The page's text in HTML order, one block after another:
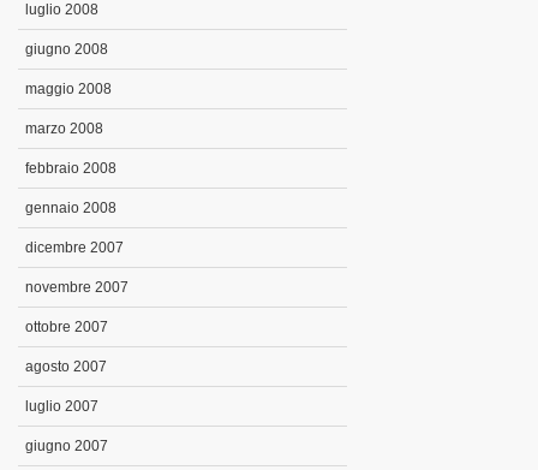
luglio 2008
giugno 2008
maggio 2008
marzo 2008
febbraio 2008
gennaio 2008
dicembre 2007
novembre 2007
ottobre 2007
agosto 2007
luglio 2007
giugno 2007